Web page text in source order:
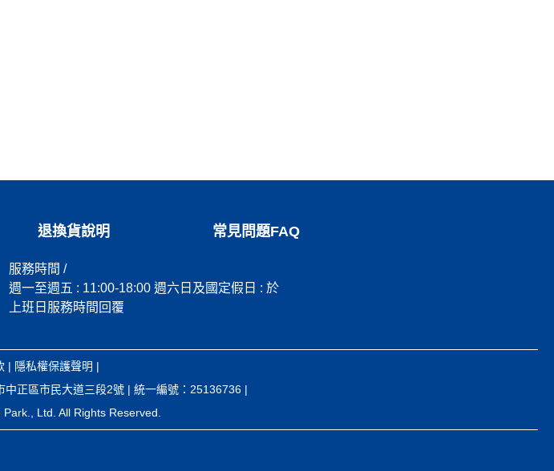
退換貨說明 常見問題FAQ
服務時間 /
週一至週五 : 11:00-18:00 週六日及國定假日 : 於
上班日服務時間回覆
| 隱私權保護聲明 |
正區市民大道三段2號 | 統一編號：25136736 |
Ltd. All Rights Reserved.